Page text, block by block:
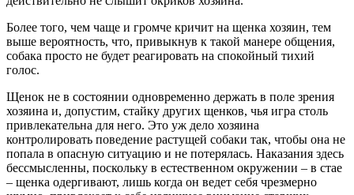
Более того, чем чаще и громче кричит на щенка хозяин, тем
выше вероятность, что, привыкнув к такой манере общения,
собака просто не будет реагировать на спокойный тихий
голос.
Щенок не в состоянии одновременно держать в поле зрения
хозяина и, допустим, стайку других щенков, чья игра столь
привлекательна для него. Это уж дело хозяина
контролировать поведение растущей собаки так, чтобы она не
попала в опасную ситуацию и не потерялась. Наказания здесь
бессмысленны, поскольку в естественном окружении – в стае
– щенка одергивают, лишь когда он ведет себя чрезмерно